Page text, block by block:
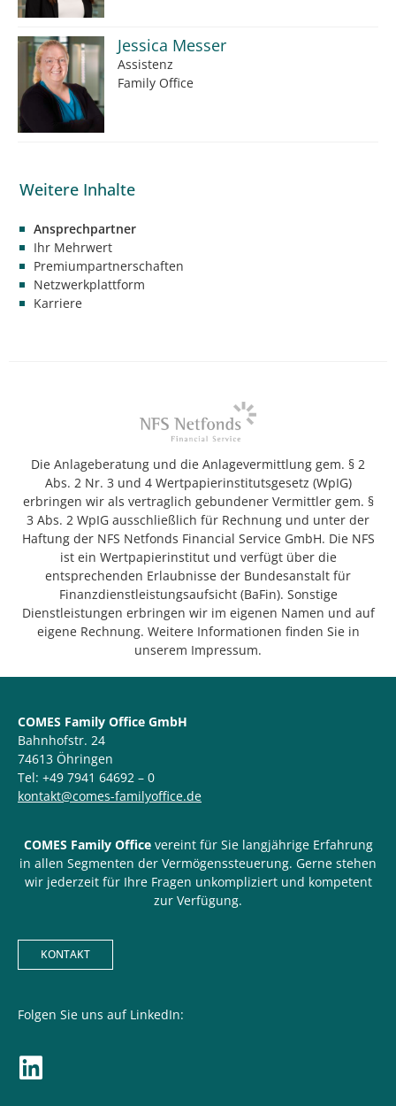
Jessica Messer
Assistenz
Family Office
Ansprechpartner
Ihr Mehrwert
Premiumpartnerschaften
Netzwerkplattform
Karriere
Die Anlageberatung und die Anlagevermittlung gem. § 2
Abs. 2 Nr. 3 und 4 Wertpapierinstitutsgesetz (WpIG)
erbringen wir als vertraglich gebundener Vermittler gem. §
3 Abs. 2 WpIG ausschließlich für Rechnung und unter der
Haftung der NFS Netfonds Financial Service GmbH. Die NFS
ist ein Wertpapierinstitut und verfügt über die
entsprechenden Erlaubnisse der Bundesanstalt für
Finanzdienstleistungsaufsicht (BaFin). Sonstige
Dienstleistungen erbringen wir im eigenen Namen und auf
eigene Rechnung. Weitere Informationen finden Sie in
unserem Impressum.
COMES Family Office GmbH
Bahnhofstr. 24
74613 Öhringen
Tel: +49 7941 64692 – 0
kontakt@comes-familyoffice.de
COMES Family Office vereint für Sie langjährige Erfahrung
in allen Segmenten der Vermögenssteuerung. Gerne stehen
wir jederzeit für Ihre Fragen unkompliziert und kompetent
zur Verfügung.
KONTAKT
Folgen Sie uns auf LinkedIn: